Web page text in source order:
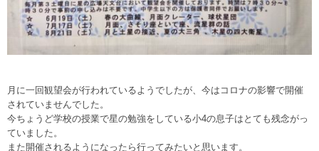
月に一回観望会が行われているようでしたが、今はコロナの影響で開催
されていませんでした。
今ちょうど学校の授業で星の勉強をしている小4の息子はとても残念がっ
ていました。
また開催されるようになったら行ってみたいと思います。